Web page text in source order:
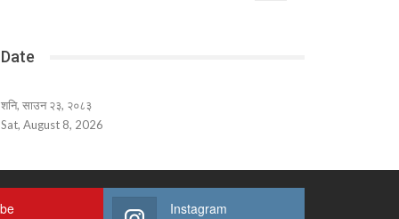
Date
शनि, साउन २३, २०८३
Sat, August 8, 2026
Instagram